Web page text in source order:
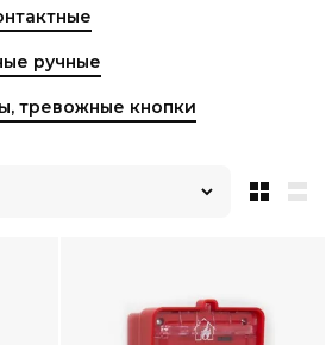
ручные
тревожные кнопки